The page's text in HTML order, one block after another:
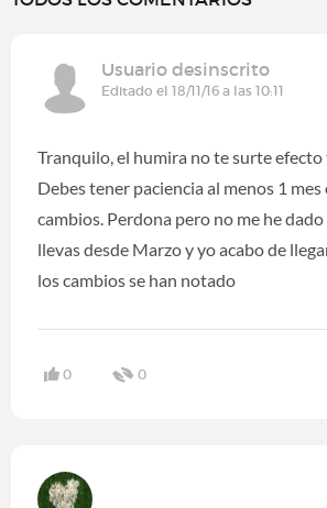
Usuario desinscrito
Editado el 18/11/16 a las 10:11
Tranquilo, el humira no te surte
Debes tener paciencia al menos 1
cambios. Perdona pero no me he
llevas desde Marzo y yo acabo de
los cambios se han notado
0 0